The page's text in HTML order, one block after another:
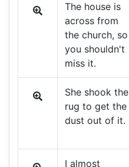
The house is
across from
the church, so
you shouldn't
miss it.
She shook the
rug to get the
dust out of it.
I almost